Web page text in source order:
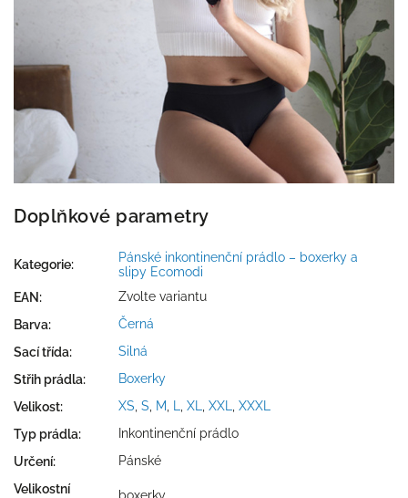
Doplňkové parametry
Kategorie:
Pánské inkontinenční prádlo – boxerky a
slipy Ecomodi
EAN :
Zvolte variantu
Barva:
Černá
Sací třída:
Silná
Střih prádla:
Boxerky
Velikost: XS S M XL XXL
XXXL
Typ prádla:
Inkontinenční prádlo
Určení:
Pánské
Velikostní
boxerky